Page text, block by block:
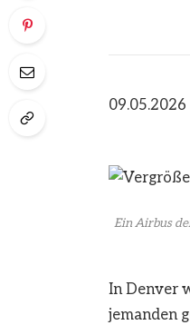
Ein Airbus
In Denver
jemanden